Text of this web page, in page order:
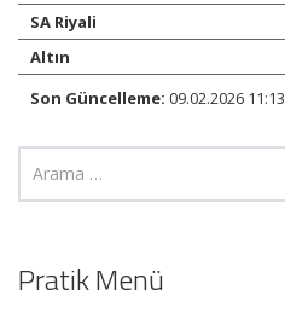
SA Riyali
Altın
Son Güncelleme: 09.02.2026 11:13
Pratik Menü